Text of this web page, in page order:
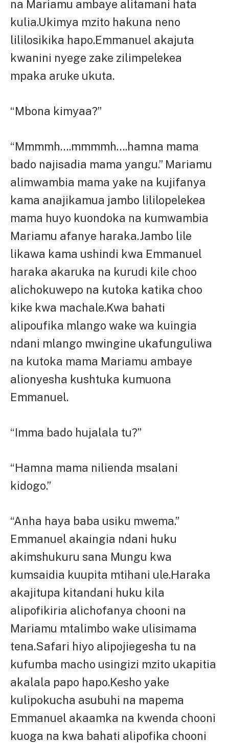
na Mariamu ambaye alitamani hata
kulia.Ukimya mzito hakuna neno
lililosikika hapo.Emmanuel akajuta
kwanini nyege zake zilimpelekea
mpaka aruke ukuta.
“Mbona kimyaa?”
“Mmmmh….mmmmh….hamna mama
bado najisadia mama yangu.” Mariamu
alimwambia mama yake na kujifanya
kama anajikamua jambo lililopelekea
mama huyo kuondoka na kumwambia
Mariamu afanye haraka.Jambo lile
likawa kama ushindi kwa Emmanuel
haraka akaruka na kurudi kile choo
alichokuwepo na kutoka katika choo
kike kwa machale.Kwa bahati
alipoufika mlango wake wa kuingia
ndani mlango mwingine ukafunguliwa
na kutoka mama Mariamu ambaye
alionyesha kushtuka kumuona
Emmanuel.
“Imma bado hujalala tu?”
“Hamna mama nilienda msalani
kidogo.”
“Anha haya baba usiku mwema.”
Emmanuel akaingia ndani huku
akimshukuru sana Mungu kwa
kumsaidia kuupita mtihani ule.Haraka
akajitupa kitandani huku kila
alipofikiria alichofanya chooni na
Mariamu mtalimbo wake ulisimama
tena.Safari hiyo alipojiegesha tu na
kufumba macho usingizi mzito ukapitia
akalala papo hapo.Kesho yake
kulipokucha asubuhi na mapema
Emmanuel akaamka na kwenda chooni
kuoga na kwa bahati alipofika chooni